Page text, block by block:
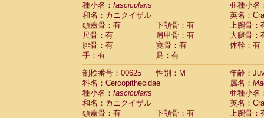
種小名： fascicularis
亜種小名
和名：カニクイザル
英名：
頭蓋骨：有
下顎骨：有
上腕骨：
尺骨：有
肩甲骨：有
大腿骨：
腓骨：有
寛骨：有
体幹：有
手：有
足：有
剖検番号：00625
性別：M
年齢：
科名：Cercopithecidae
属名：
種小名： fascicularis
亜種小名
和名：カニクイザル
英名：
頭蓋骨：有
下顎骨：有
上腕骨：